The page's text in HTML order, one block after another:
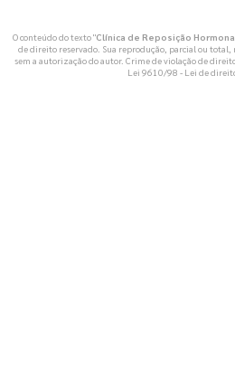
O conteúdo do texto "Clínica de Reposição
de direito reservado. Sua reprodução, parcial ou total,
sem a autorização do autor. Crime de violação de
Lei 9610/98 - Lei de